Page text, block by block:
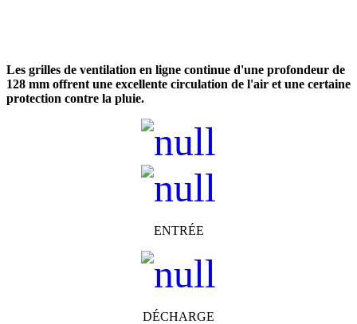
Les grilles de ventilation en ligne continue d'une profondeur de
128 mm offrent une excellente circulation de l'air et une certaine
protection contre la pluie.
ENTRÉE
DÉCHARGE